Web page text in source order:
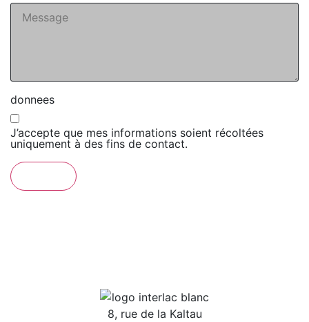
donnees
J’accepte que mes informations soient récoltées
uniquement à des fins de contact.
8, rue de la Kaltau